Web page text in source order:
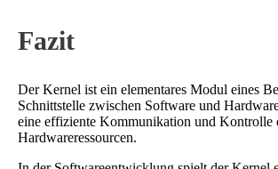
Fazit
Der Kernel ist ein elementares Modul eines
Schnittstelle zwischen Software und
eine effiziente Kommunikation und Kontrolle
Hardwareressourcen.